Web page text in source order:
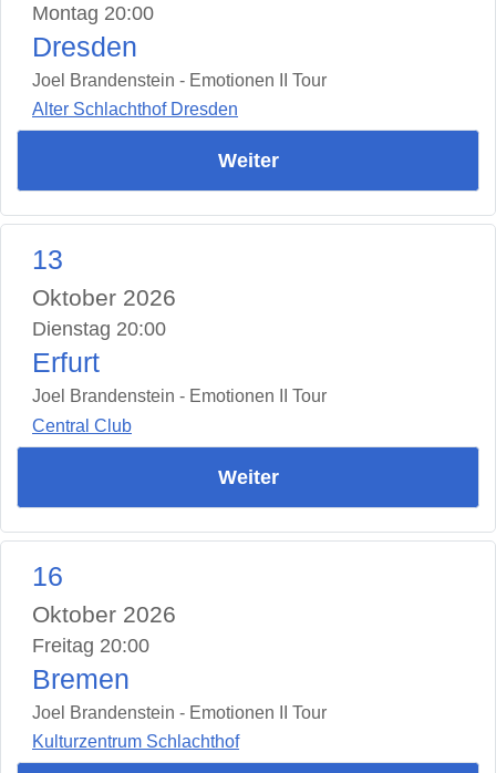
Montag 20:00
Dresden
Joel Brandenstein - Emotionen II Tour
Alter Schlachthof Dresden
Weiter
13
Oktober 2026
Dienstag 20:00
Erfurt
Joel Brandenstein - Emotionen II Tour
Central Club
Weiter
16
Oktober 2026
Freitag 20:00
Bremen
Joel Brandenstein - Emotionen II Tour
Kulturzentrum Schlachthof